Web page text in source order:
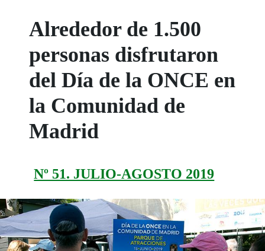
Alrededor de 1.500
personas disfrutaron
del Día de la ONCE en
la Comunidad de
Madrid
Nº 51. JULIO-AGOSTO 2019